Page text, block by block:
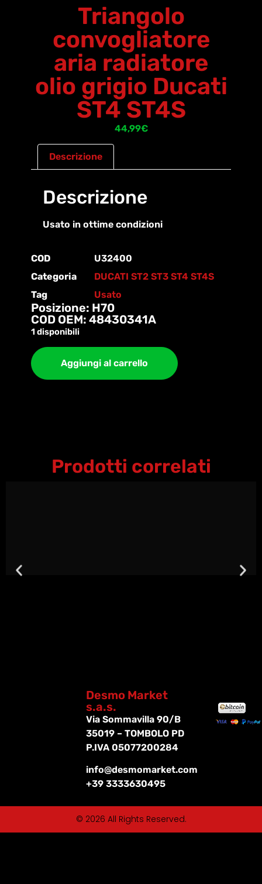
Triangolo
convogliatore
aria radiatore
olio grigio Ducati
ST4 ST4S
44,99€
Descrizione
Descrizione
Usato in ottime condizioni
COD
U32400
Categoria
DUCATI ST2 ST3 ST4 ST4S
Tag
Usato
Posizione: H70
COD OEM: 48430341A
1 disponibili
Aggiungi al carrello
Prodotti correlati
Desmo Market
s.a.s.
Via Sommavilla 90/B
35019 – TOMBOLO PD
P.IVA 05077200284
info@desmomarket.com
+39 3333630495
© 2026 All Rights Reserved.